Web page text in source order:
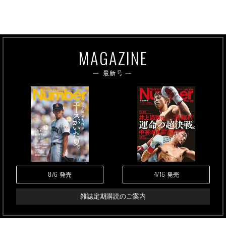
MAGAZINE
最新号
8/6 発売 4/16 発売
雑誌定期購読のご案内